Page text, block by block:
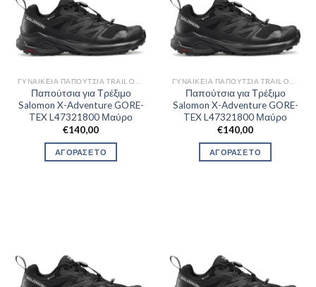
Παπούτσια για Τρέξιμο
Salomon X-Adventure GORE-
TEX L47321800 Μαύρο
€140,00
ΑΓΟΡΑΣΕ ΤΟ
Παπούτσια για Τρέξιμο
Salomon X-Adventure GORE-
TEX L47321800 Μαύρο
€140,00
ΑΓΟΡΑΣΕ ΤΟ